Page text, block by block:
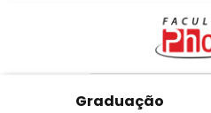
Graduação